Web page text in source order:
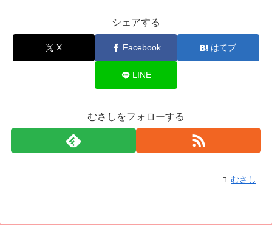
シェアする
X Facebook はてブ
LINE
むさしをフォローする
むさし